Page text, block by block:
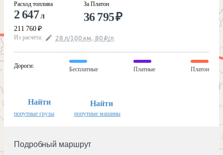
Расход топлива
2 647л
211 760 ₽
За Платон
36 795₽
Из расчёта: 28 л/100 км, 80 ₽/л
Дороги:
Бесплатные Платные Платон
Найти
попутные грузы
Найти
попутные машины
Подробный маршрут